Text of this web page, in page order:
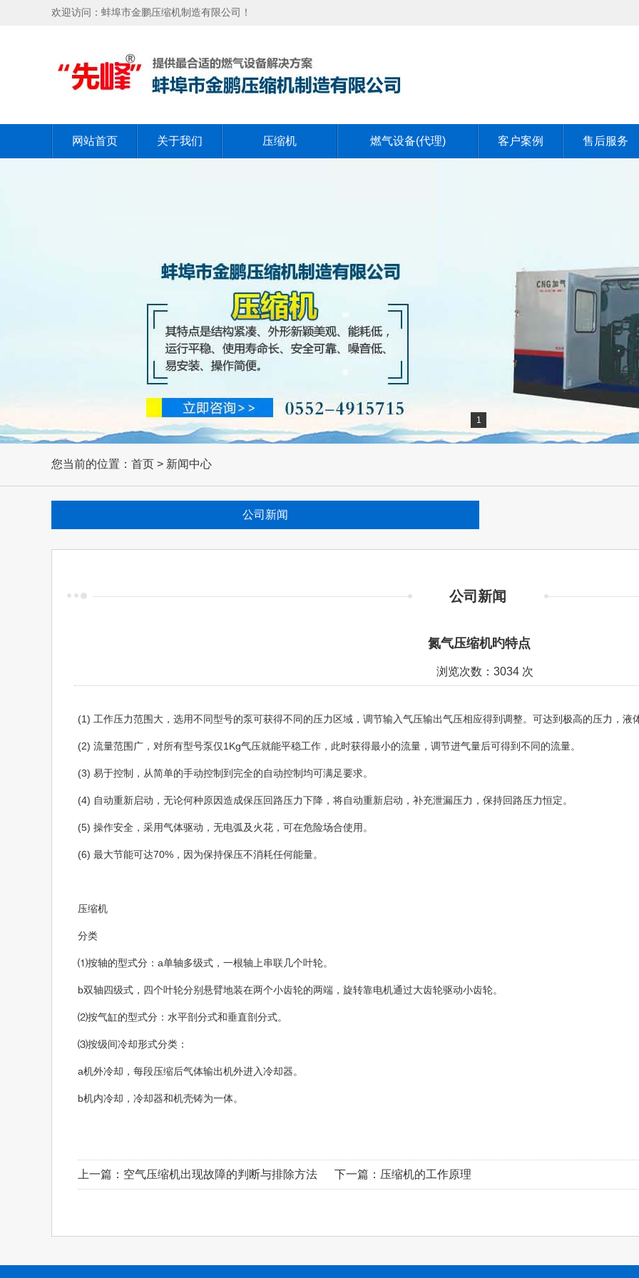
欢迎访问：蚌埠市金鹏压缩机制造有限公司！
网站首页 关于我们 压缩机 燃气设备(代理) 客户案例 售后服务
1
您当前的位置：首页 > 新闻中心
公司新闻
公司新闻
氮气压缩机旳特点
浏览次数：3034 次
(1) 工作压力范围大，选用不同型号的泵可获得不同的压力区域，调节输入气压输出气压相应得到调整。可达到极高的压力，液
(2) 流量范围广，对所有型号泵仅1Kg气压就能平稳工作，此时获得最小的流量，调节进气量后可得到不同的流量。
(3) 易于控制，从简单的手动控制到完全的自动控制均可满足要求。
(4) 自动重新启动，无论何种原因造成保压回路压力下降，将自动重新启动，补充泄漏压力，保持回路压力恒定。
(5) 操作安全，采用气体驱动，无电弧及火花，可在危险场合使用。
(6) 最大节能可达70%，因为保持保压不消耗任何能量。
压缩机
分类
⑴按轴的型式分：a单轴多级式，一根轴上串联几个叶轮。
b双轴四级式，四个叶轮分别悬臂地装在两个小齿轮的两端，旋转靠电机通过大齿轮驱动小齿轮。
⑵按气缸的型式分：水平剖分式和垂直剖分式。
⑶按级间冷却形式分类：
a机外冷却，每段压缩后气体输出机外进入冷却器。
b机内冷却，冷却器和机壳铸为一体。
上一篇： 空气压缩机出现故障的判断与排除方法 下一篇： 压缩机的工作原理